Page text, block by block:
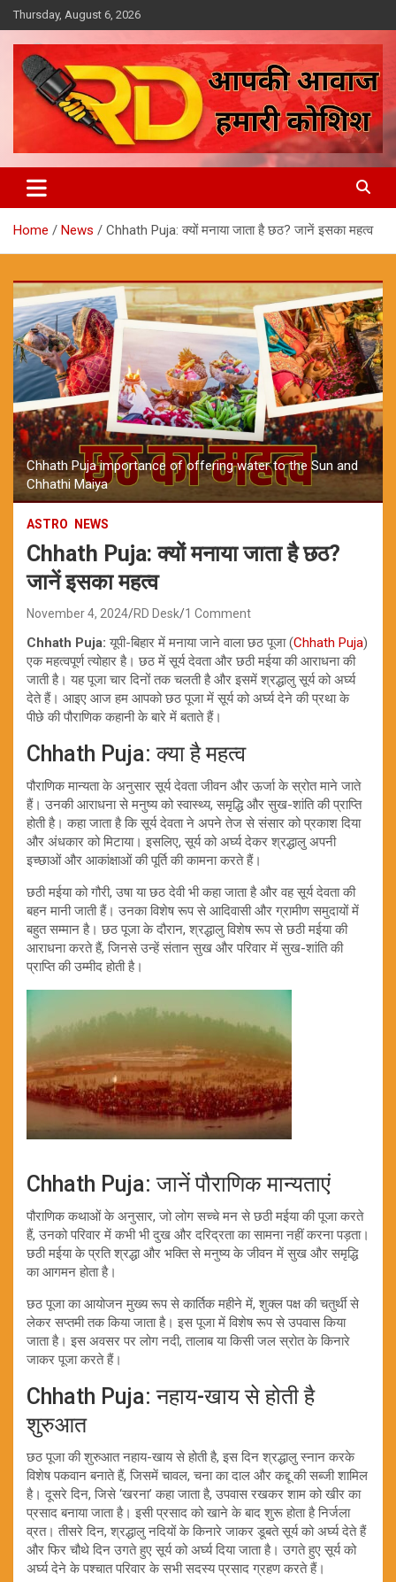
Skip
to
content
Thursday, August 6, 2026
Reporter Diaries
Home News Chhath Puja: क्यों मनाया जाता है छठ? जानें इसका महत्व
Chhath Puja importance of offering water to the Sun and
Chhathi Maiya
ASTRO NEWS
Chhath Puja: क्यों मनाया जाता है छठ?
जानें इसका महत्व
November 4, 2024 RD Desk 1 Comment
Chhath Puja: यूपी-बिहार में मनाया जाने वाला छठ पूजा (Chhath Puja)
एक महत्वपूर्ण त्योहार है। छठ में सूर्य देवता और छठी मईया की आराधना की
जाती है। यह पूजा चार दिनों तक चलती है और इसमें श्रद्धालु सूर्य को अर्घ्य
देते हैं। आइए आज हम आपको छठ पूजा में सूर्य को अर्घ्य देने की प्रथा के
पीछे की पौराणिक कहानी के बारे में बताते हैं।
Chhath Puja: क्या है महत्व
पौराणिक मान्यता के अनुसार सूर्य देवता जीवन और ऊर्जा के स्रोत माने जाते
हैं। उनकी आराधना से मनुष्य को स्वास्थ्य, समृद्धि और सुख-शांति की प्राप्ति
होती है। कहा जाता है कि सूर्य देवता ने अपने तेज से संसार को प्रकाश दिया
और अंधकार को मिटाया। इसलिए, सूर्य को अर्घ्य देकर श्रद्धालु अपनी
इच्छाओं और आकांक्षाओं की पूर्ति की कामना करते हैं।
छठी मईया को गौरी, उषा या छठ देवी भी कहा जाता है और वह सूर्य देवता की
बहन मानी जाती हैं। उनका विशेष रूप से आदिवासी और ग्रामीण समुदायों में
बहुत सम्मान है। छठ पूजा के दौरान, श्रद्धालु विशेष रूप से छठी मईया की
आराधना करते हैं, जिनसे उन्हें संतान सुख और परिवार में सुख-शांति की
प्राप्ति की उम्मीद होती है।
Chhath Puja: जानें पौराणिक मान्यताएं
पौराणिक कथाओं के अनुसार, जो लोग सच्चे मन से छठी मईया की पूजा करते
हैं, उनको परिवार में कभी भी दुख और दरिद्रता का सामना नहीं करना पड़ता।
छठी मईया के प्रति श्रद्धा और भक्ति से मनुष्य के जीवन में सुख और समृद्धि
का आगमन होता है।
छठ पूजा का आयोजन मुख्य रूप से कार्तिक महीने में, शुक्ल पक्ष की चतुर्थी से
लेकर सप्तमी तक किया जाता है। इस पूजा में विशेष रूप से उपवास किया
जाता है। इस अवसर पर लोग नदी, तालाब या किसी जल स्रोत के किनारे
जाकर पूजा करते हैं।
Chhath Puja: नहाय-खाय से होती है
शुरुआत
छठ पूजा की शुरुआत नहाय-खाय से होती है, इस दिन श्रद्धालु स्नान करके
विशेष पकवान बनाते हैं, जिसमें चावल, चना का दाल और कद्दू की सब्जी शामिल
है। दूसरे दिन, जिसे ‘खरना’ कहा जाता है, उपवास रखकर शाम को खीर का
प्रसाद बनाया जाता है। इसी प्रसाद को खाने के बाद शुरू होता है निर्जला
व्रत। तीसरे दिन, श्रद्धालु नदियों के किनारे जाकर डूबते सूर्य को अर्घ्य देते हैं
और फिर चौथे दिन उगते हुए सूर्य को अर्घ्य दिया जाता है। उगते हुए सूर्य को
अर्घ्य देने के पश्चात परिवार के सभी सदस्य प्रसाद ग्रहण करते हैं।